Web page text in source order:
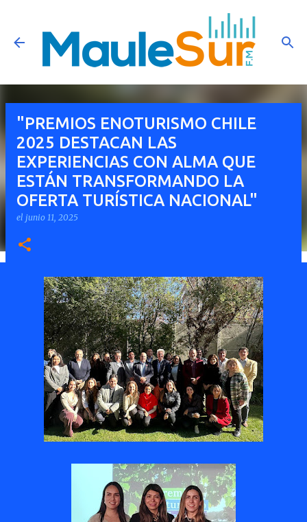
Ir al contenido principal
"PREMIOS ENOTURISMO CHILE
2025 DESTACAN LAS
EXPERIENCIAS CON ALMA QUE
ESTÁN TRANSFORMANDO LA
OFERTA TURÍSTICA NACIONAL"
el junio 11, 2025